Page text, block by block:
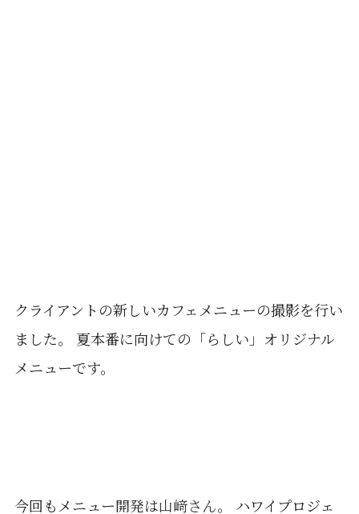
クライアントの新しいカフェメニューの撮影を行い
ました。 夏本番に向けての「らしい」オリジナル
メニューです。
今回もメニュー開発は山﨑さん。 ハワイプロジェ